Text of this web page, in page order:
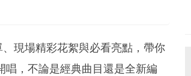
現場精彩花絮與必看亮點，帶你
唱，不論是經典曲目還是全新編